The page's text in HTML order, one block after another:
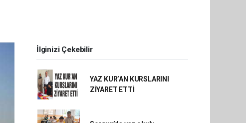
İlginizi Çekebilir
YAZ KUR’AN KURSLARINI
ZİYARET ETTİ